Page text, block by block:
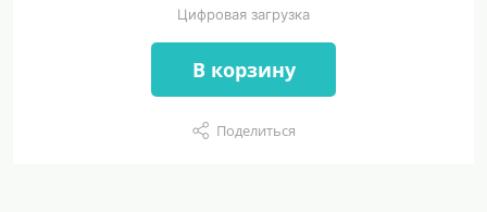
Цифровая загрузка
В корзину
Поделиться